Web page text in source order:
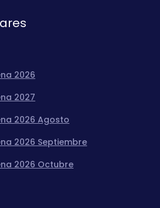
2026
2027
2026 Agosto
2026 Septiembre
2026 Octubre